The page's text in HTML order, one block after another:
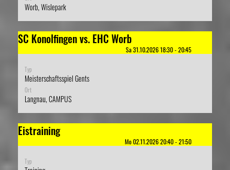
Worb, Wislepark
SC Konolfingen vs. EHC Worb
Sa 31.10.2026 18:30 - 20:45
Typ
Meisterschaftsspiel Gents
Ort
Langnau, CAMPUS
Eistraining
Mo 02.11.2026 20:40 - 21:50
Typ